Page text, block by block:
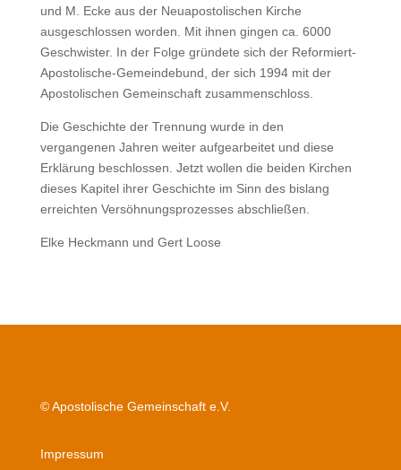
und M. Ecke aus der Neuapostolischen Kirche
ausgeschlossen worden. Mit ihnen gingen ca. 6000
Geschwister. In der Folge gründete sich der Reformiert-
Apostolische-Gemeindebund, der sich 1994 mit der
Apostolischen Gemeinschaft zusammenschloss.
Die Geschichte der Trennung wurde in den
vergangenen Jahren weiter aufgearbeitet und diese
Erklärung beschlossen. Jetzt wollen die beiden Kirchen
dieses Kapitel ihrer Geschichte im Sinn des bislang
erreichten Versöhnungsprozesses abschließen.
Elke Heckmann und Gert Loose
© Apostolische Gemeinschaft e.V.
Impressum